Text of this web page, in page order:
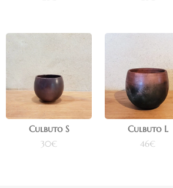
Culbuto S
30€
Culbuto L
46€